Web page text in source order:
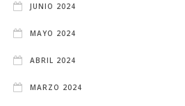
JUNIO 2024
MAYO 2024
ABRIL 2024
MARZO 2024